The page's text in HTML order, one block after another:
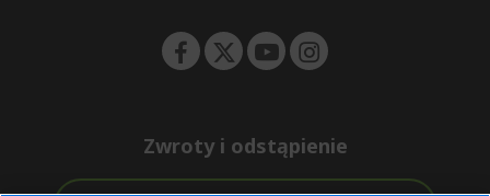
Zwroty i odstąpienie